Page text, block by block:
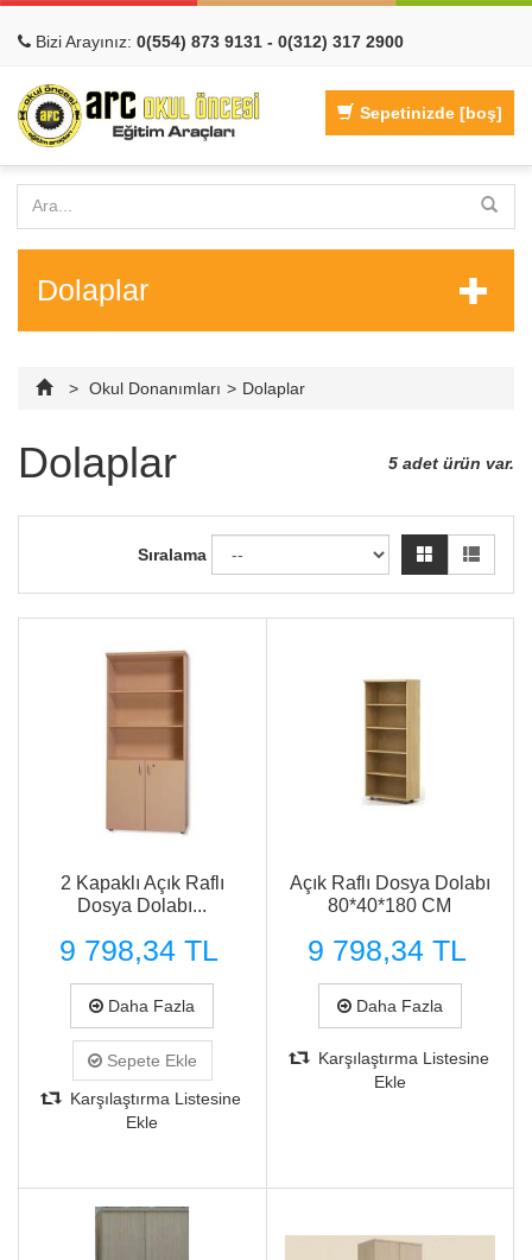
Bizi Arayınız: 0(554) 873 9131 - 0(312) 317 2900
Sepetinizde [boş]
Dolaplar
> Okul Donanımları > Dolaplar
Dolaplar 5 adet ürün var.
Sıralama
2 Kapaklı Açık Raflı
Dosya Dolabı...
9 798,34 TL
Daha Fazla
Sepete Ekle
Karşılaştırma Listesine
Ekle
Açık Raflı Dosya Dolabı
80*40*180 CM
9 798,34 TL
Daha Fazla
Karşılaştırma Listesine
Ekle
Hızlı Görünüm